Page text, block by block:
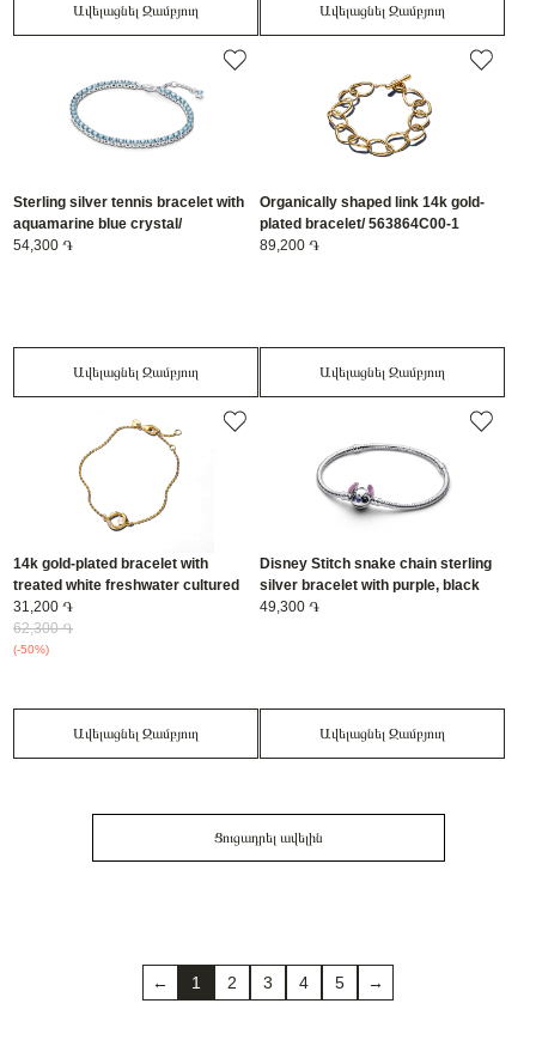
Ավելացնել Զամբյուղ Ավելացնել Զամբյուղ
Sterling silver tennis bracelet with
aquamarine blue crystal/
591469C03-16
54,300 ֏
Ավելացնել Զամբյուղ
Organically shaped link 14k gold-
plated bracelet/ 563864C00-1
89,200 ֏
Ավելացնել Զամբյուղ
14k gold-plated bracelet with
treated white freshwater cultured
pearl and clear cubic zirconia/
563830C01-16
31,200 ֏
62,300 ֏
(-50%)
Ավելացնել Զամբյուղ
Disney Stitch snake chain sterling
silver bracelet with purple, black
and blue enamel/ 593738C01-16
49,300 ֏
Ավելացնել Զամբյուղ
Ցուցադրել ավելին
← 1 2 3 4 5 →